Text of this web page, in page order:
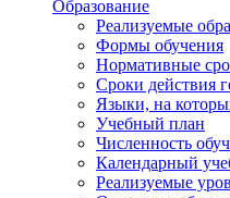
Образование
Реализуемые
Формы обучения
Нормативные
Сроки действия
Языки, на
Учебный план
Численность
Календарный
Реализуемые